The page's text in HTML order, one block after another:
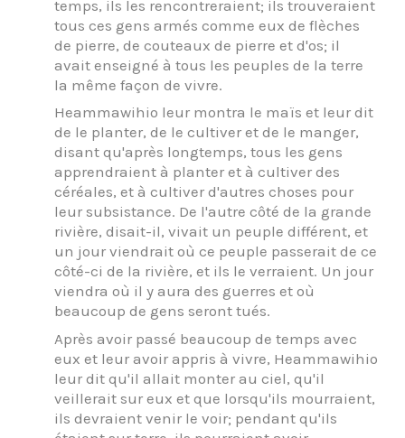
temps, ils les rencontreraient; ils trouveraient
tous ces gens armés comme eux de flèches
de pierre, de couteaux de pierre et d'os; il
avait enseigné à tous les peuples de la terre
la même façon de vivre.
Heammawihio leur montra le maïs et leur dit
de le planter, de le cultiver et de le manger,
disant qu'après longtemps, tous les gens
apprendraient à planter et à cultiver des
céréales, et à cultiver d'autres choses pour
leur subsistance. De l'autre côté de la grande
rivière, disait-il, vivait un peuple différent, et
un jour viendrait où ce peuple passerait de ce
côté-ci de la rivière, et ils le verraient. Un jour
viendra où il y aura des guerres et où
beaucoup de gens seront tués.
Après avoir passé beaucoup de temps avec
eux et leur avoir appris à vivre, Heammawihio
leur dit qu'il allait monter au ciel, qu'il
veillerait sur eux et que lorsqu'ils mourraient,
ils devraient venir le voir; pendant qu'ils